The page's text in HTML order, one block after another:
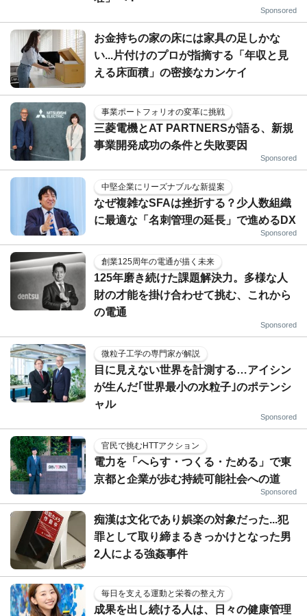
Sponsored
お金持ちの家の床には家具の足しかな
い...片付けのプロが指摘する「年収と見
える床面積」の密接なカンケイ
事業ポートフォリオの変革に挑戦
三菱電機とAT PARTNERSが語る、新規
事業開発成功の条件と失敗要因
Sponsored
中堅企業にリーズナブルな新提案
なぜ複雑なSFAは挫折する？少人数組織
に最適な「名刺管理の延長」で進めるDX
Sponsored
創業125周年の電通が描く未来
125年磨き続けた課題解決力。多様な人
財の才能を掛け合わせて挑む、これから
の電通
Sponsored
微粒子工学の専門家が解説
目に見えない世界を計測する…アイシン
が生んだ｢世界最小の水粒子｣のポテンシ
ャル
Sponsored
官民で挑むHTTアクション
電力を「へらす・つくる・ためる」で東
京都と企業が歩む持続可能社会への道
Sponsored
痴漢は文化であり娯楽の対象だった...犯
罪として取り締まるきっかけとなった男
2人による強姦事件
毎日を支える運動と栄養の整え方
成果を出し続ける人は、日々の健康管理